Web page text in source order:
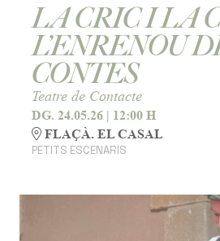
LA CRIC I LA
L’ENRENOU
CONTES
Teatre de Contacte
DG. 24.05.26 | 12:00 H
FLAÇÀ. EL CASAL
PETITS ESCENARIS